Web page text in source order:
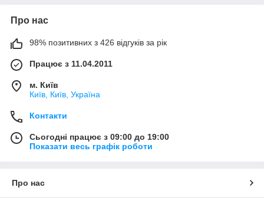
Про нас
98% позитивних з 426 відгуків за рік
Працює з 11.04.2011
м. Київ
Київ, Київ, Україна
Контакти
Сьогодні працює з 09:00 до 19:00
Показати весь графік роботи
Про нас